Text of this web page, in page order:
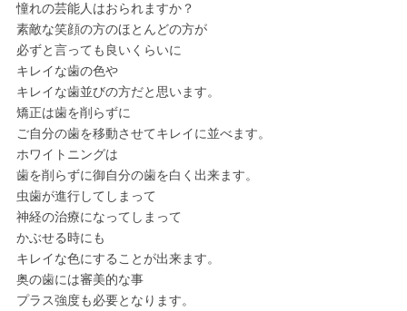
憧れの芸能人はおられますか？
素敵な笑顔の方のほとんどの方が
必ずと言っても良いくらいに
キレイな歯の色や
キレイな歯並びの方だと思います。
矯正は歯を削らずに
ご自分の歯を移動させてキレイに並べます。
ホワイトニングは
歯を削らずに御自分の歯を白く出来ます。
虫歯が進行してしまって
神経の治療になってしまって
かぶせる時にも
キレイな色にすることが出来ます。
奥の歯には審美的な事
プラス強度も必要となります。